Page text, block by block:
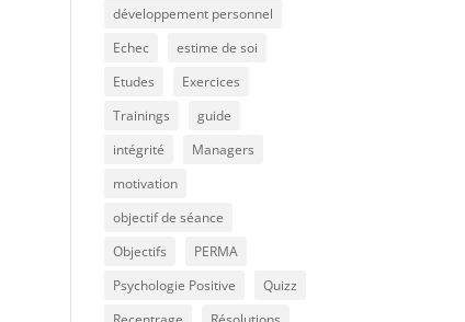
développement personnel
Echec
estime de soi
Etudes
Exercices
Trainings
guide
intégrité
Managers
motivation
objectif de séance
Objectifs
PERMA
Psychologie Positive
Quizz